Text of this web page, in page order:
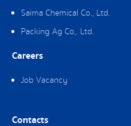
Saima Chemical Co., Ltd.
Packing Ag Co,. Ltd.
Careers
Job Vacancy
Contacts